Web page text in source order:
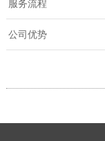
服务流程
公司优势